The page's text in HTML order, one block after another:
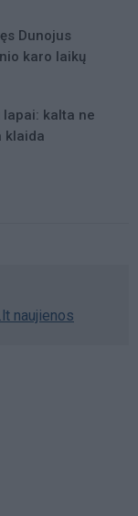
Dunojus
karo laikų
kalta ne
klaida
naujienos